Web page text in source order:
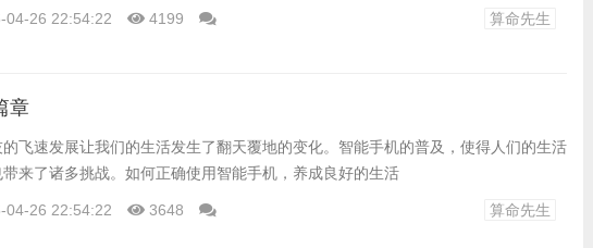
04-26 22:54:22 4199 算命先生
章
飞速发展让我们的生活发生了翻天覆地的变化。智能手机的普及，使得人们的生活
来了诸多挑战。如何正确使用智能手机，养成良好的生活
04-26 22:54:22 3648 算命先生